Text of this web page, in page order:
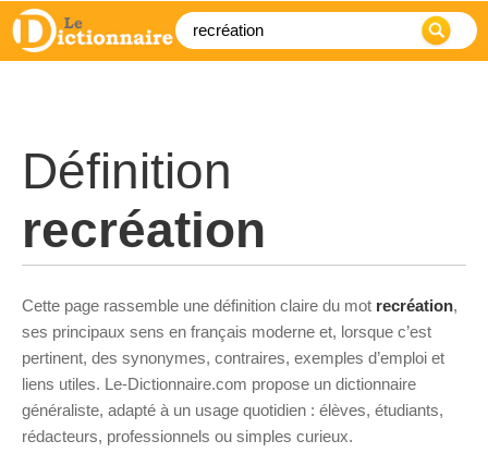
Définition
recréation
Cette page rassemble une définition claire du mot recréation,
ses principaux sens en français moderne et, lorsque c’est
pertinent, des synonymes, contraires, exemples d’emploi et
liens utiles. Le-Dictionnaire.com propose un dictionnaire
généraliste, adapté à un usage quotidien : élèves, étudiants,
rédacteurs, professionnels ou simples curieux.